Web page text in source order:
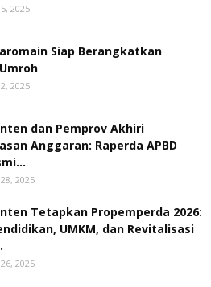
2025
Siap Berangkatkan
2025
dan Pemprov Akhiri
Anggaran: Raperda APBD
2025
Tetapkan Propemperda 2026:
UMKM, dan Revitalisasi
2025